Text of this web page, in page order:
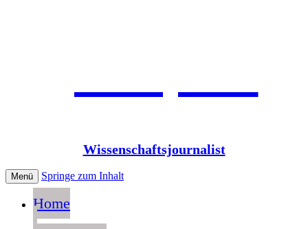
Jean Pütz
Wissenschaftsjournalist
Menü Springe zum Inhalt
Home